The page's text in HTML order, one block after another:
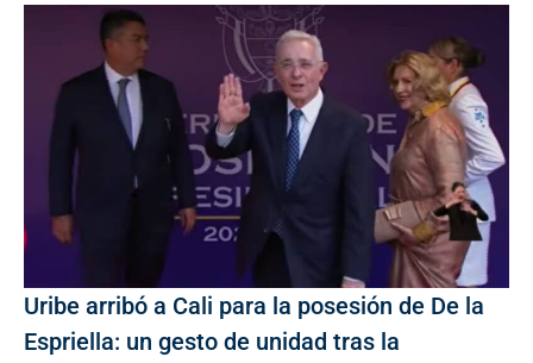
Uribe arribó a Cali para la posesión de De la
Espriella: un gesto de unidad tras la